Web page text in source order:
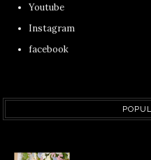
Youtube
Instagram
facebook